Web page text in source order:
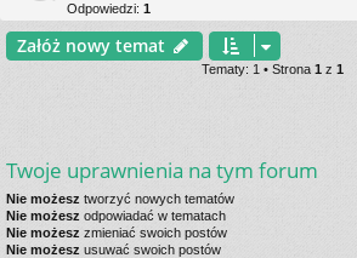
Odpowiedzi: 1
Załóż nowy temat
Tematy: 1 • Strona 1z 1
Twoje uprawnienia na tym forum
Nie możesz tworzyć nowych tematów
Nie możesz odpowiadać w tematach
Nie możesz zmieniać swoich postów
Nie możesz usuwać swoich postów